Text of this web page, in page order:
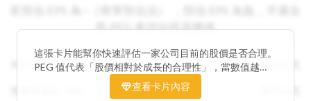
用 PEG 來評估投資價值
PEG :N/A
這張卡片能幫你快速評估一家公司目前的股價是否合理。
PEG 值代表「股價相對於成長的合理性」，當數值越
低，通常表示股票價格尚未充分反映公司未來的獲利成長
潛力，具備投資吸引力。 卡片同時顯示預估 EPS、年增
查看卡片內容